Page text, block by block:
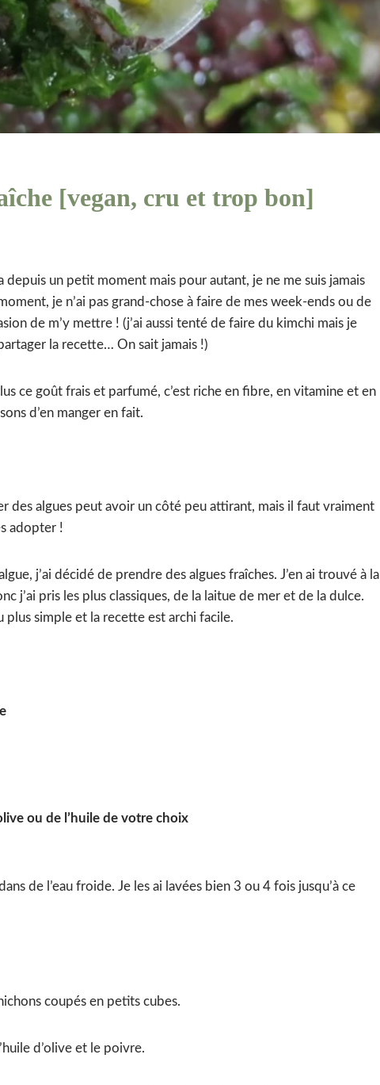
[vegan, cru et trop bon]
depuis un petit moment mais pour autant, je ne me suis jamais
je n’ai pas grand-chose à faire de mes week-ends ou de
de m’y mettre ! (j’ai aussi tenté de faire du kimchi mais je
la recette… On sait jamais !)
ce goût frais et parfumé, c’est riche en fibre, en vitamine et en
d’en manger en fait.
des algues peut avoir un côté peu attirant, mais il faut vraiment
adopter !
j’ai décidé de prendre des algues fraîches. J’en ai trouvé à la
j’ai pris les plus classiques, de la laitue de mer et de la dulce.
plus simple et la recette est archi facile.
ou de l’huile de votre choix
de l’eau froide. Je les ai lavées bien 3 ou 4 fois jusqu’à ce
coupés en petits cubes.
d’olive et le poivre.